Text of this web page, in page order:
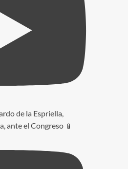
de la Espriella,
ante el Congreso 📱